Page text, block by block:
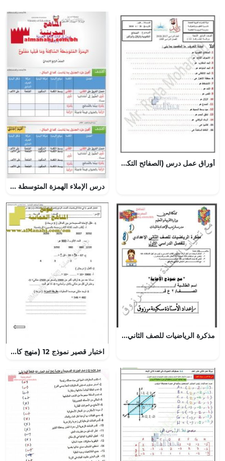
أوراق عمل درس (الصفائح التكتونية والزلازل والبراكين) (علوم) الرابع
درس الإملاء الهمزة المتوسطة الساكنة وما قبلها مفتوح
مذكرة الرياضيات للصف الثاني الإعدادي (رياضيات) الثامن
اختبار قصير نموذج 12 (منهج كامبردج) (رياضيات) الرابع